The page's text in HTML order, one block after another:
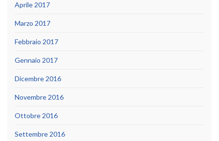
Aprile 2017
Marzo 2017
Febbraio 2017
Gennaio 2017
Dicembre 2016
Novembre 2016
Ottobre 2016
Settembre 2016